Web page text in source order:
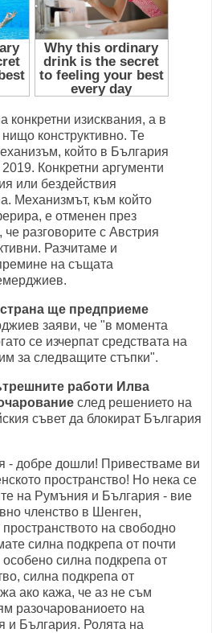
конкретни изисквания, а в
конструктивно. Те
който в България
Конкретни аргументи
или бездействия
Механизмът, към който
е отменен през
разговорите с Австрия
Разчитаме и
на същата
ще предприеме
заяви, че "в момента
се изчерпат средствата на
за следващите стъпки".
работи Илва
след решението на
съвет да блокират България
- добре дошли! Привестваме ви
пространство! Но нека се
на Румъния и България - вие
членство в Шенген,
на свободно
силна подкрепа от почти
особено силна подкрепа от
силна подкрепа от
ако кажа, че аз не съм
разочарованиоето на
и България. Ролята на